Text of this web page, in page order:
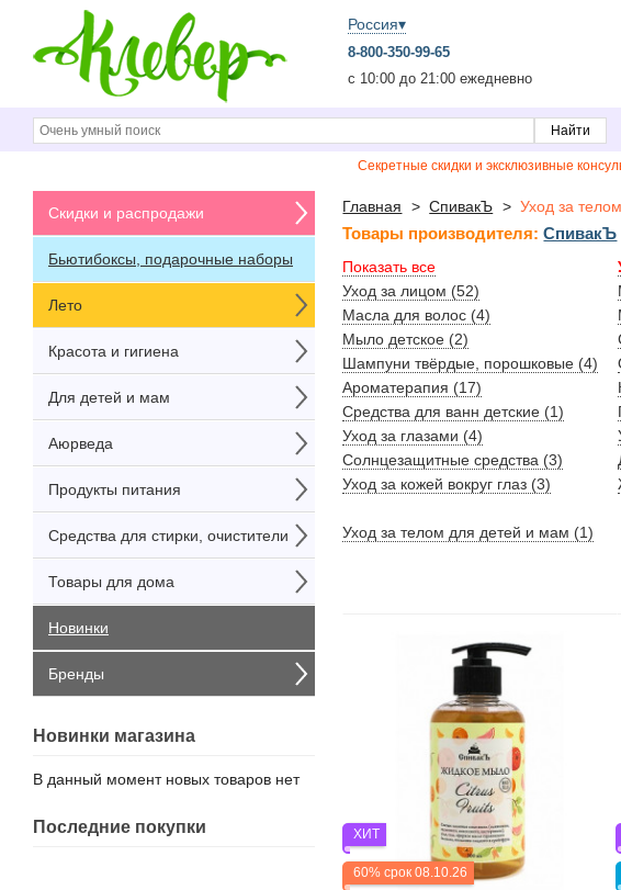
Россия▾
8-800-350-99-65
c 10:00 до 21:00 ежедневно
Секретные скидки и эксклюзивные
Скидки и распродажи
Бьютибоксы, подарочные наборы
Лето
Красота и гигиена
Для детей и мам
Аюрведа
Продукты питания
Средства для стирки, очистители
Товары для дома
Новинки
Бренды
Новинки магазина
В данный момент новых товаров нет
Последние покупки
Главная > СпивакЪ > Уход за телом
Товары производителя:СпивакЪ
Показать все
Уход за лицом (52)
Масла для волос (4)
Мыло детское (2)
Шампуни твёрдые, порошковые (4)
Ароматерапия (17)
Средства для ванн детские (1)
Уход за глазами (4)
Солнцезащитные средства (3)
Уход за кожей вокруг глаз (3)
Уход за телом для детей и мам (1)
60% срок 08.10.26
ХИТ